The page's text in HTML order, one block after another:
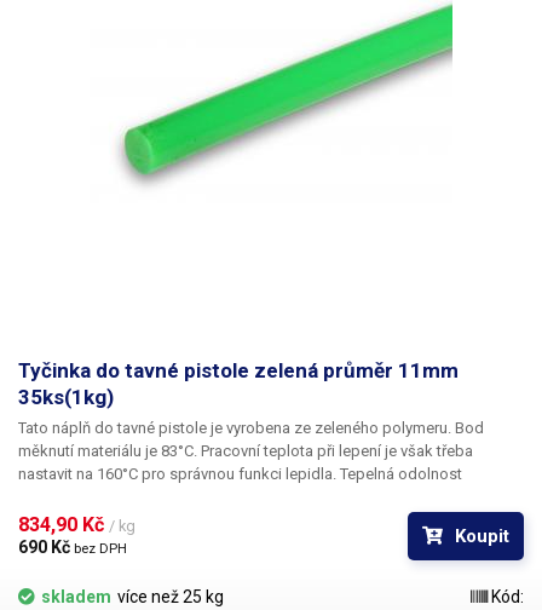
Tyčinka do tavné pistole zelená průměr 11mm
35ks(1kg)
Tato náplň do tavné pistole je vyrobena ze zeleného polymeru. Bod
měknutí materiálu je 83°C. Pracovní teplota při lepení je však třeba
nastavit na 160°C pro správnou funkci lepidla. Tepelná odolnost
834,90 Kč / kg
690 Kč bez DPH
Koupit
skladem více než 25 kg
Kód: